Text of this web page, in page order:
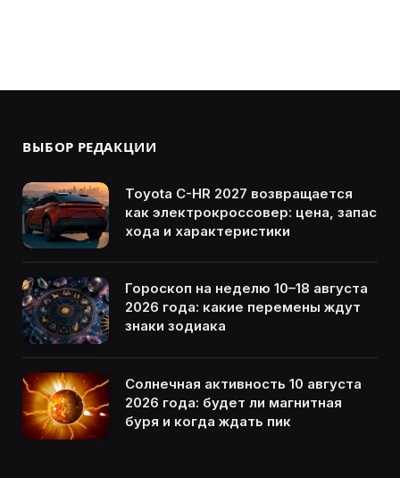
ВЫБОР РЕДАКЦИИ
Toyota C-HR 2027 возвращается
как электрокроссовер: цена, запас
хода и характеристики
Гороскоп на неделю 10–18 августа
2026 года: какие перемены ждут
знаки зодиака
Солнечная активность 10 августа
2026 года: будет ли магнитная
буря и когда ждать пик